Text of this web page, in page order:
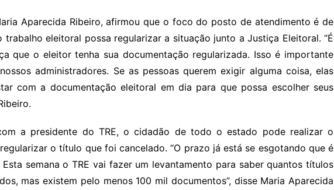
Aparecida Ribeiro, afirmou que o foco do posto de atendimento é de
eleitoral possa regularizar a situação junto a Justiça Eleitoral. “É
que o eleitor tenha sua documentação regularizada. Isso é importante
administradores. Se as pessoas querem exigir alguma coisa, elas
com a documentação eleitoral em dia para que possa escolher seus
a presidente do TRE, o cidadão de todo o estado pode realizar o
o título que foi cancelado. “O prazo já está se esgotando que é
semana o TRE vai fazer um levantamento para saber quantos títulos
mas existem pelo menos 100 mil documentos”, disse Maria Aparecida